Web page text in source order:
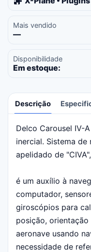
Mais vendido
—
Disponibilidade
Em estoque:
Descrição
Descrição
Delco Carousel IV-
inercial. Sistema de
apelidado de "CIVA",
é um auxílio à
computador,
giroscópios para
posição,
aeronave usando
necessidade de